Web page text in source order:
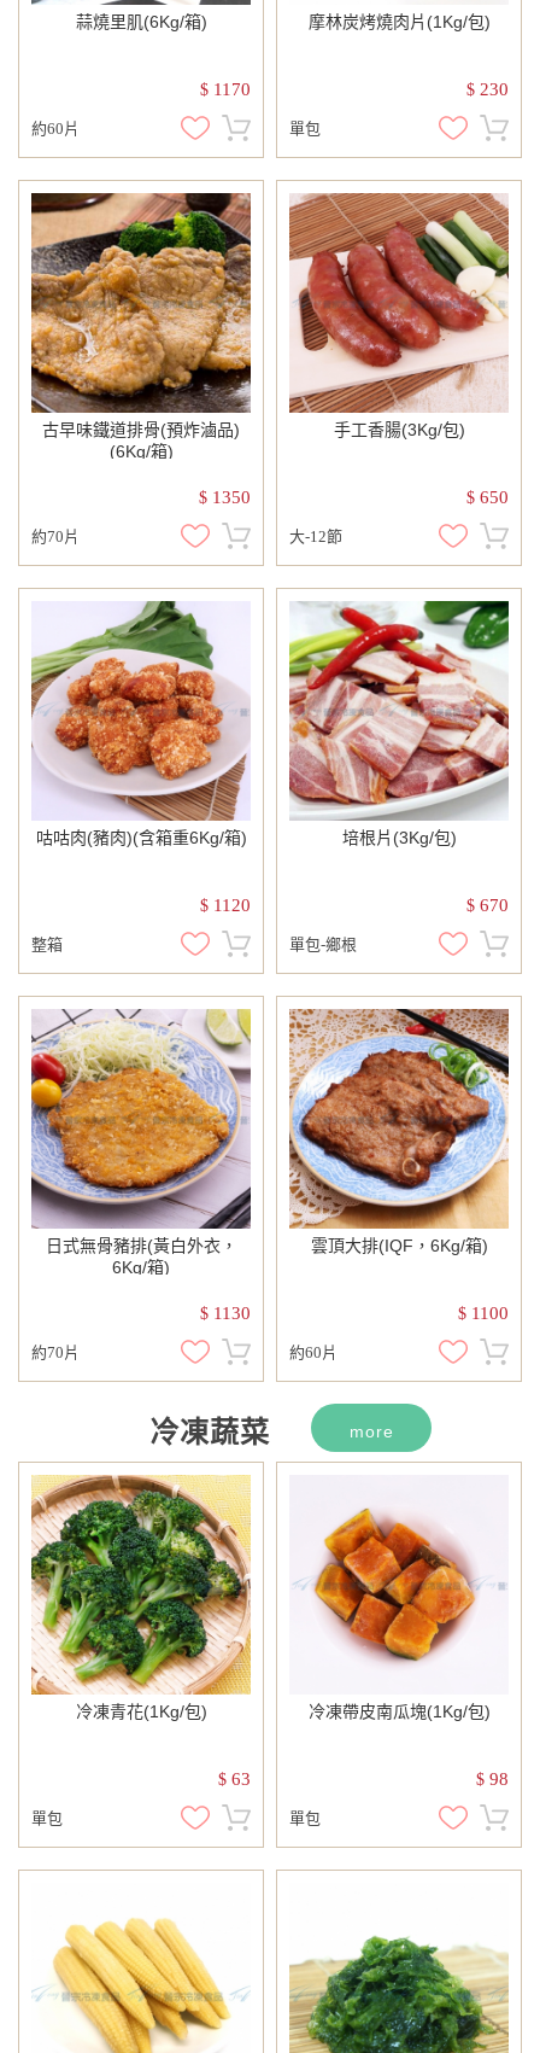
蒜燒里肌(6Kg/箱)
$ 1170
約60片
摩林炭烤燒肉片(1Kg/包)
$ 230
單包
古早味鐵道排骨(預炸滷品)
(6Kg/箱)
$ 1350
約70片
手工香腸(3Kg/包)
$ 650
大-12節
咕咕肉(豬肉)(含箱重6Kg/箱)
$ 1120
整箱
培根片(3Kg/包)
$ 670
單包-鄉根
日式無骨豬排(黃白外衣，
6Kg/箱)
$ 1130
約70片
雲頂大排(IQF，6Kg/箱)
$ 1100
約60片
冷凍蔬菜 more
冷凍青花(1Kg/包)
$ 63
單包
冷凍帶皮南瓜塊(1Kg/包)
$ 98
單包